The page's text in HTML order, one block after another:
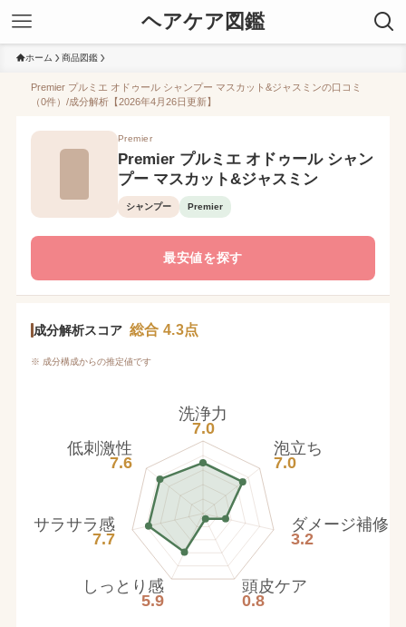
ヘアケア図鑑
ホーム 商品図鑑
Premier プルミエ オドゥール シャンプー マスカット&ジャスミンの口コミ
（0件）/成分解析【2026年4月26日更新】
Premier
Premier プルミエ オドゥール シャン
プー マスカット&ジャスミン
シャンプー Premier
最安値を探す
成分解析スコア 総合 4.3点
※ 成分構成からの推定値です
洗浄力
7.0
泡立ち
7.0
ダメージ補修
3.2
頭皮ケア
0.8
しっとり感
5.9
サラサラ感
7.7
低刺激性
7.6